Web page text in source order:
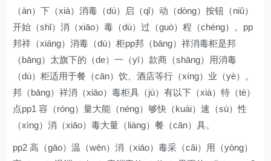
（àn）下（xià）消毒（dú）启（qǐ）动（dòng）按钮（niǔ）
开始（shǐ）消（xiāo）毒（dú）过（guò）程（chéng）。pp
邦祥（xiáng）消毒（dú）柜pp邦（bāng）祥消毒柜是邦
（bāng）太旗下的（de）一（yī）款商（shāng）用消毒
（dú）柜适用于餐（cān）饮、酒店等行（xíng）业（yè）。
邦（bāng）祥消（xiāo）毒柜具（jù）有以下（xià）特（tè）
点pp1 容（róng）量大能（néng）够快（kuài）速（sù）性
（xìng）消（xiāo）毒大量（liàng）餐（cān）具。
pp2 高（gāo）温（wēn）消（xiāo）毒采（cǎi）用（yòng）